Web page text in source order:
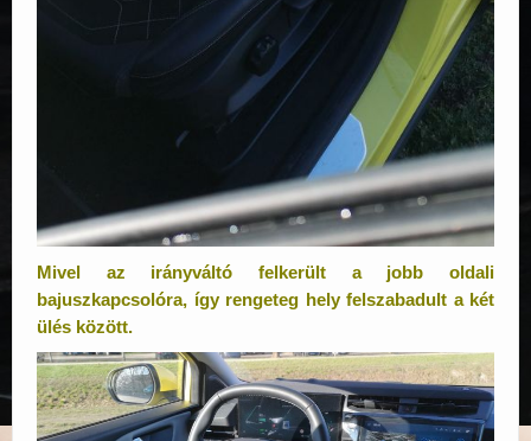
Mivel az irányváltó felkerült a jobb oldali
bajuszkapcsolóra, így rengeteg hely felszabadult a két
ülés között.